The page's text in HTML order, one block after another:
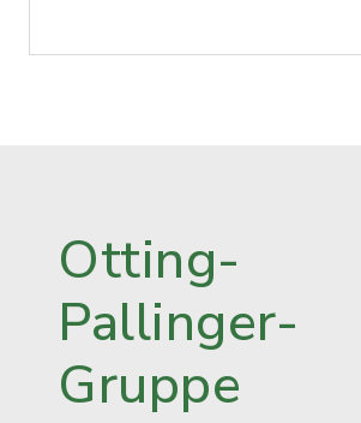
Otting-
Pallinger-
Gruppe